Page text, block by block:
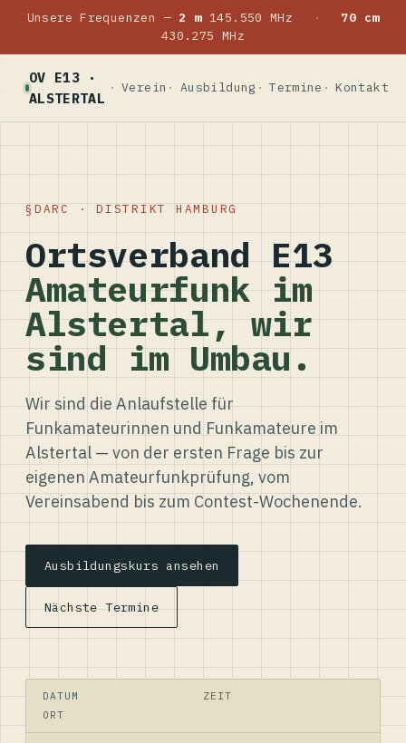
Unsere Frequenzen — 2 m145.550 MHz ·
70 cm
430.275 MHz
OV E13 ·
ALSTERTAL
Verein Ausbildung Termine Kontakt
DARC · DISTRIKT HAMBURG
Ortsverband E13
Amateurfunk im
Alstertal, wir
sind im Umbau.
Wir sind die Anlaufstelle für
Funkamateurinnen und Funkamateure im
Alstertal — von der ersten Frage bis zur
eigenen Amateurfunkprüfung, vom
Vereinsabend bis zum Contest-Wochenende.
Ausbildungskurs ansehen
Nächste Termine
DATUM
ZEIT
ORT